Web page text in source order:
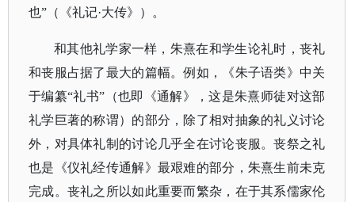
也”（《礼记·大传》）。
和其他礼学家一样，朱熹在和学生论礼时，丧礼
和丧服占据了最大的篇幅。例如，《朱子语类》中关
于编纂“礼书”（也即《通解》，这是朱熹师徒对这部
礼学巨著的称谓）的部分，除了相对抽象的礼义讨论
外，对具体礼制的讨论几乎全在讨论丧服。丧祭之礼
也是《仪礼经传通解》最艰难的部分，朱熹生前未克
完成。丧礼之所以如此重要而繁杂，在于其系儒家伦